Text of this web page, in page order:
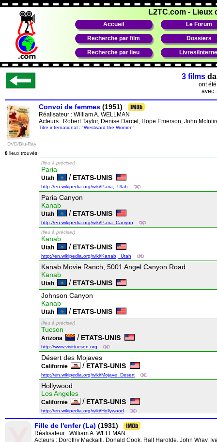
L2TC.com - Lieux
Accueil Le Forum
Recherche par film Dossiers
Recherche par lieu Livres/
3 films
ont
avec
DVD/Blu-Ray
Convoi de femmes (1951)
Réalisateur : William A. WELLMAN
Acteurs : Robert Taylor, Denise Darcel, Hope Emerson, John
Titre international : "Westward the Women"
8 lieux trouvés
(lieu à préciser)
Paria
Utah / ETATS-UNIS
http://en.wikipedia.org/wiki/Paria,_Utah
Paria Canyon
Kanab
Utah / ETATS-UNIS
http://en.wikipedia.org/wiki/Paria_Canyon
(lieu à préciser)
Kanab
Utah / ETATS-UNIS
http://en.wikipedia.org/wiki/Kanab,_Utah
Kanab Movie Ranch, 5001 Angel Canyon Road
Kanab
Utah / ETATS-UNIS
Johnson Canyon
Kanab
Utah / ETATS-UNIS
(lieu à préciser)
Tucson
Arizona / ETATS-UNIS
http://www.visittucson.org
Désert des Mojaves
Californie / ETATS-UNIS
http://en.wikipedia.org/wiki/Mojave_Desert
Hollywood
Los Angeles
Californie / ETATS-UNIS
http://en.wikipedia.org/wiki/Hollywood
Fille de l'enfer (La) (1931)
Réalisateur : William A. WELLMAN
Acteurs : Dorothy Mackaill, Donald Cook, Ralf Harolde, John Wray,